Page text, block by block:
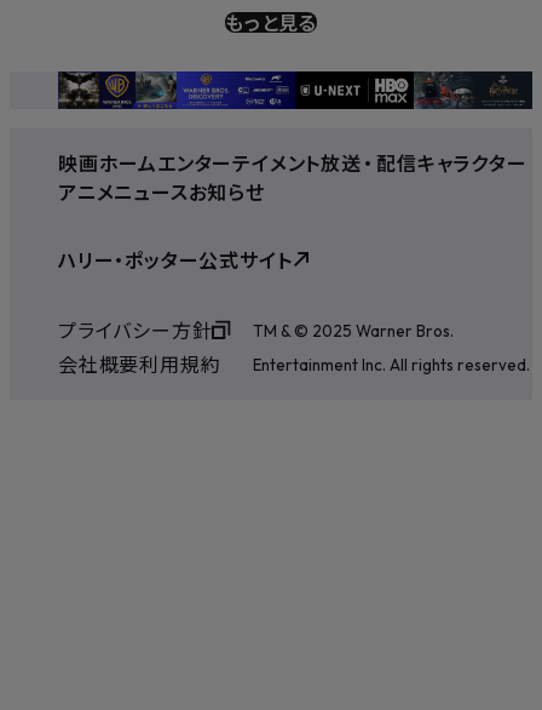
もっと見る
映画ホームエンターテイメント放送・ 配信キャラクター
アニメニュースお知らせ
ハリー・ポッター公式サイト
プライバシー方針
会社概要利用規約
TM & © 2025 Warner Bros.
Entertainment Inc. All rights reserved.